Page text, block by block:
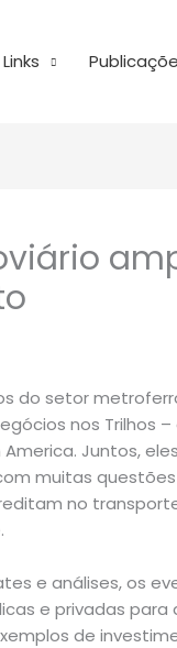
Links
do setor
nos Trilhos –
Juntos,
muitas
no
e análises, os
e privadas para
de